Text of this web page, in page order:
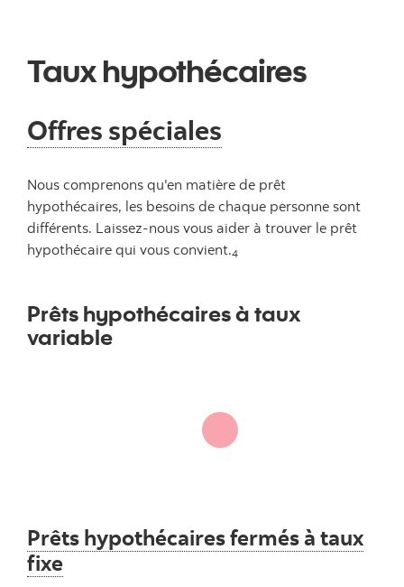
Taux hypothécaires
Offres spéciales
Nous comprenons qu'en matière de prêt
hypothécaires, les besoins de chaque personne sont
différents. Laissez-nous vous aider à trouver le prêt
hypothécaire qui vous convient.4
Prêts hypothécaires à taux
variable
Prêts hypothécaires fermés à taux
fixe